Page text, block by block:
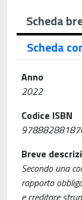
Scheda
Scheda
Anno
2022
Codice ISBN
Breve
Secondo una
rapporto
e creditore